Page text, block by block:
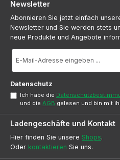
Newsletter
Abonnieren Sie jetzt einfach
Newsletter und Sie werden stets
neue Produkte und Angebote
Mail-
Datenschutz
Ich habe die
und dieAGB gelesen und bin mit
Ladengeschäfte und Kontakt
Hier finden Sie unsere Shops.
Oder kontaktieren Sie uns.